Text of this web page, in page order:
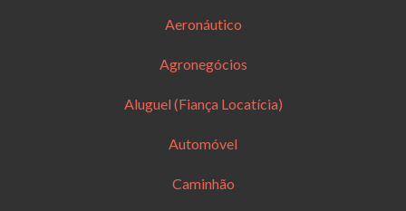
Aeronáutico
Agronegócios
Aluguel (Fiança Locatícia)
Automóvel
Caminhão